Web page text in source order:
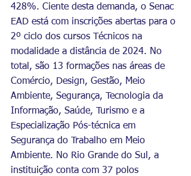
428%. Ciente desta demanda, o Senac
EAD está com inscrições abertas para o
2º ciclo dos cursos Técnicos na
modalidade a distância de 2024. No
total, são 13 formações nas áreas de
Comércio, Design, Gestão, Meio
Ambiente, Segurança, Tecnologia da
Informação, Saúde, Turismo e a
Especialização Pós-técnica em
Segurança do Trabalho em Meio
Ambiente. No Rio Grande do Sul, a
instituição conta com 37 polos